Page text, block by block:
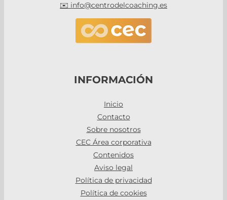
✉️ info@centrodelcoaching.es
INFORMACIÓN
Inicio
Contacto
Sobre nosotros
CEC Área corporativa
Contenidos
Aviso legal
Política de privacidad
Política de cookies